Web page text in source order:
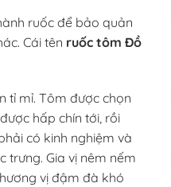
ruốc để bảo quản
Cái tên ruốc tôm Đồ
tỉ mỉ. Tôm được chọn
hấp chín tới, rồi
có kinh nghiệm và
Gia vị nêm nếm
vị đậm đà khó